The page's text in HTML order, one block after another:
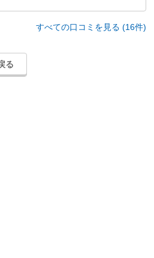
すべての口コミを見る (16件)
る